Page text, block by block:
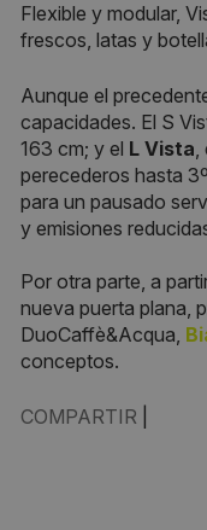
Flexible y modular,
frescos, latas y
Aunque el
capacidades. El S
163 cm; y el L Vista,
perecederos hasta
para un pausado
y emisiones
Por otra parte, a
nueva puerta plana,
DuoCaffè&Acqua,
conceptos.
COMPARTIR